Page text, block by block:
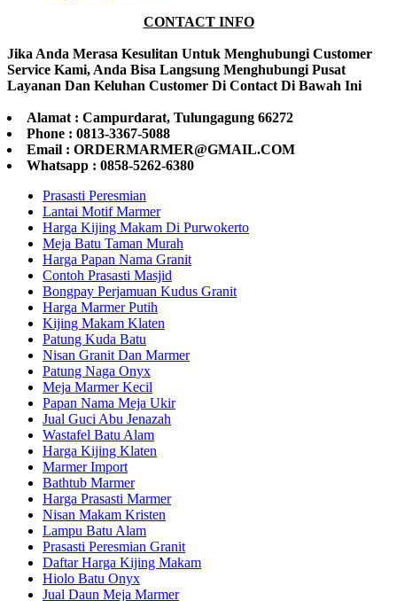
CONTACT INFO
Jika Anda Merasa Kesulitan Untuk Menghubungi Customer
Service Kami, Anda Bisa Langsung Menghubungi Pusat
Layanan Dan Keluhan Customer Di Contact Di Bawah Ini
Alamat : Campurdarat, Tulungagung 66272
Phone : 0813-3367-5088
Email : ORDERMARMER@GMAIL.COM
Whatsapp : 0858-5262-6380
Prasasti Peresmian
Lantai Motif Marmer
Harga Kijing Makam Di Purwokerto
Meja Batu Taman Murah
Harga Papan Nama Granit
Contoh Prasasti Masjid
Bongpay Perjamuan Kudus Granit
Harga Marmer Putih
Kijing Makam Klaten
Patung Kuda Batu
Nisan Granit Dan Marmer
Patung Naga Onyx
Meja Marmer Kecil
Papan Nama Meja Ukir
Jual Guci Abu Jenazah
Wastafel Batu Alam
Harga Kijing Klaten
Marmer Import
Bathtub Marmer
Harga Prasasti Marmer
Nisan Makam Kristen
Lampu Batu Alam
Prasasti Peresmian Granit
Daftar Harga Kijing Makam
Hiolo Batu Onyx
Jual Daun Meja Marmer